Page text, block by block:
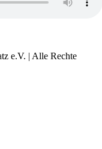
e.V. | Alle Rechte